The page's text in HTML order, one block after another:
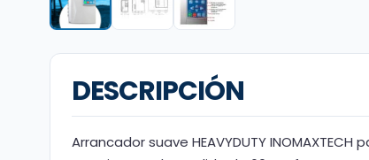
DESCRIPCIÓN
Arrancador suave HEAVYDUTY